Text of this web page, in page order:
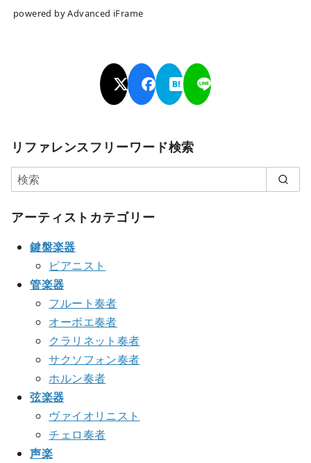
powered by Advanced iFrame
リファレンスフリーワード検索
アーティストカテゴリー
鍵盤楽器
ピアニスト
管楽器
フルート奏者
オーボエ奏者
クラリネット奏者
サクソフォン奏者
ホルン奏者
弦楽器
ヴァイオリニスト
チェロ奏者
声楽